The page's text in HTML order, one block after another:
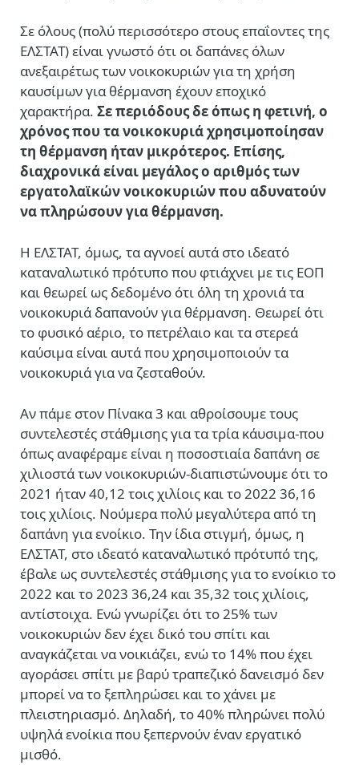
Σε όλους (πολύ περισσότερο στους επαΐοντες της
ΕΛΣΤΑΤ) είναι γνωστό ότι οι δαπάνες όλων
ανεξαιρέτως των νοικοκυριών για τη χρήση
καυσίμων για θέρμανση έχουν εποχικό
χαρακτήρα. Σε περιόδους δε όπως η φετινή, ο
χρόνος που τα νοικοκυριά χρησιμοποίησαν
τη θέρμανση ήταν μικρότερος. Επίσης,
διαχρονικά είναι μεγάλος ο αριθμός των
εργατολαϊκών νοικοκυριών που αδυνατούν
να πληρώσουν για θέρμανση.
Η ΕΛΣΤΑΤ, όμως, τα αγνοεί αυτά στο ιδεατό
καταναλωτικό πρότυπο που φτιάχνει με τις ΕΟΠ
και θεωρεί ως δεδομένο ότι όλη τη χρονιά τα
νοικοκυριά δαπανούν για θέρμανση. Θεωρεί ότι
το φυσικό αέριο, το πετρέλαιο και τα στερεά
καύσιμα είναι αυτά που χρησιμοποιούν τα
νοικοκυριά για να ζεσταθούν.
Αν πάμε στον Πίνακα 3 και αθροίσουμε τους
συντελεστές στάθμισης για τα τρία κάυσιμα-που
όπως αναφέραμε είναι η ποσοστιαία δαπάνη σε
χιλιοστά των νοικοκυριών-διαπιστώνουμε ότι το
2021 ήταν 40,12 τοις χιλίοις και το 2022 36,16
τοις χιλίοις. Νούμερα πολύ μεγαλύτερα από τη
δαπάνη για ενοίκιο. Την ίδια στιγμή, όμως, η
ΕΛΣΤΑΤ, στο ιδεατό καταναλωτικό πρότυπό της,
έβαλε ως συντελεστές στάθμισης για το ενοίκιο το
2022 και το 2023 36,24 και 35,32 τοις χιλίοις,
αντίστοιχα. Ενώ γνωρίζει ότι το 25% των
νοικοκυριών δεν έχει δικό του σπίτι και
αναγκάζεται να νοικιάζει, ενώ το 14% που έχει
αγοράσει σπίτι με βαρύ τραπεζικό δανεισμό δεν
μπορεί να το ξεπληρώσει και το χάνει με
πλειστηριασμό. Δηλαδή, το 40% πληρώνει πολύ
υψηλά ενοίκια που ξεπερνούν έναν εργατικό
μισθό.